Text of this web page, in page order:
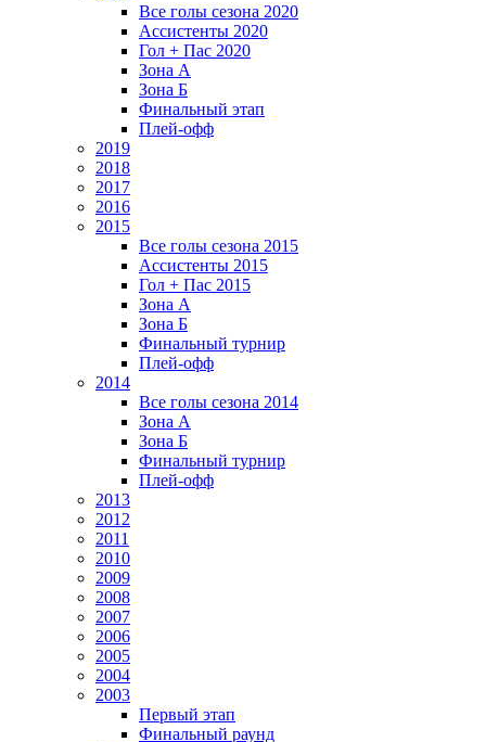
Все голы сезона 2020
Ассистенты 2020
Гол + Пас 2020
Зона А
Зона Б
Финальный этап
Плей-офф
2019
2018
2017
2016
2015
Все голы сезона 2015
Ассистенты 2015
Гол + Пас 2015
Зона А
Зона Б
Финальный турнир
Плей-офф
2014
Все голы сезона 2014
Зона А
Зона Б
Финальный турнир
Плей-офф
2013
2012
2011
2010
2009
2008
2007
2006
2005
2004
2003
Первый этап
Финальный раунд